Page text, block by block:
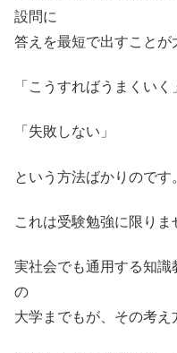
設問に
答えを最短で出すことが
「こうすればうまくいく
「失敗しない」
という方法ばかりのです
これは受験勉強に限りま
実社会でも通用する知
の
大学までもが、その考え